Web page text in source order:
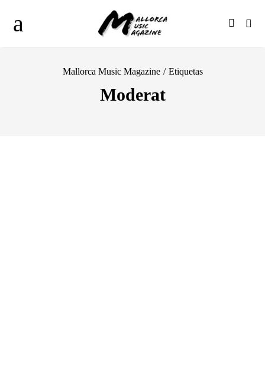
Mallorca Music Magazine / Etiquetas
Moderat